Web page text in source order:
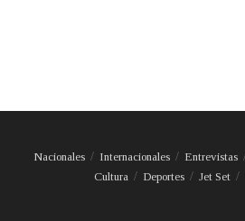
Nacionales Internacionales Entrevistas
Cultura
Deportes Jet Set